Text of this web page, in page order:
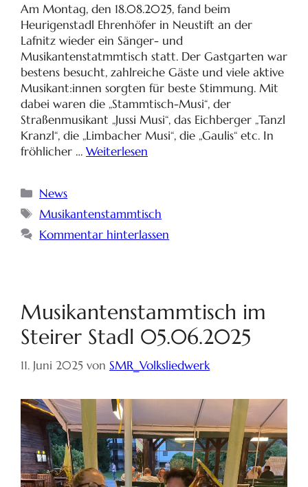
Am Montag, den 18.08.2025, fand beim
Heurigenstadl Ehrenhöfer in Neustift an der
Lafnitz wieder ein Sänger- und
Musikantenstatmmtisch statt. Der Gastgarten war
bestens besucht, zahlreiche Gäste und viele aktive
Musikant:innen sorgten für beste Stimmung. Mit
dabei waren die „Stammtisch-Musi“, der
Straßenmusikant „Jussi Musi“, das Eichberger „Tanzl
Kranzl“, die „Limbacher Musi“, die „Gaulis“ etc. In
fröhlicher … Weiterlesen
News
Musikantenstammtisch
Kommentar hinterlassen
Musikantenstammtisch im
Steirer Stadl 05.06.2025
11. Juni 2025 von SMR_Volksliedwerk